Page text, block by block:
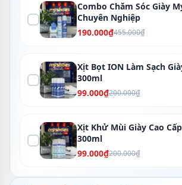
Combo Chăm Sóc Giày
Chuyên Nghiệp
190.000₫455.000₫
Xịt Bọt ION Làm Sạch
300ml
99.000₫200.000₫
Xịt Khử Mùi Giày Cao
300ml
99.000₫200.000₫